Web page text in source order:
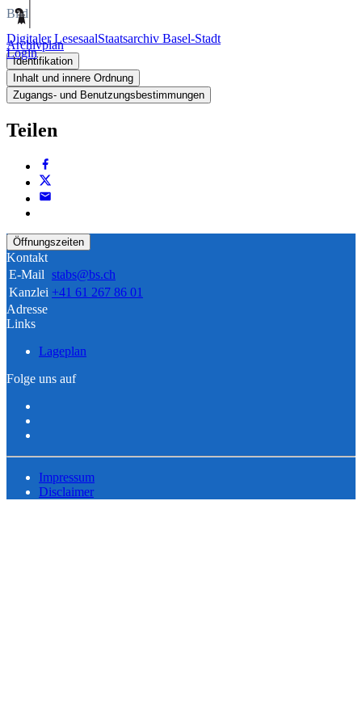
Digitaler LesesaalStaatsarchiv Basel-Stadt
Login
Bild
Archivplan
Identifikation
Inhalt und innere Ordnung
Zugangs- und Benutzungsbestimmungen
Teilen
Öffnungszeiten
Kontakt
E-Mail stabs@bs.ch
Kanzlei +41 61 267 86 01
Adresse
Links
Lageplan
Folge uns auf
Impressum
Disclaimer